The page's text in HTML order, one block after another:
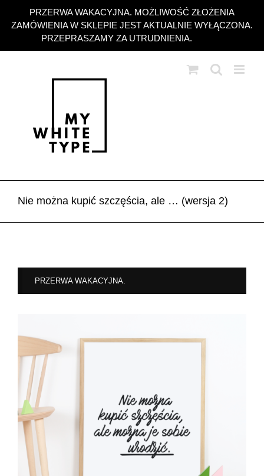
PRZERWA WAKACYJNA. MOŻLIWOŚĆ ZŁOŻENIA
ZAMÓWIENIA W SKLEPIE JEST AKTUALNIE WYŁĄCZONA.
PRZEPRASZAMY ZA UTRUDNIENIA.
zawartości
Nie można kupić szczęścia, ale … (wersja 2)
PRZERWA WAKACYJNA.